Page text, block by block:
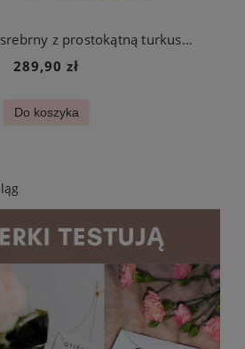
Zegarek damski srebrny z prostokątną turkusową kopertą stal chirurgiczna
289,90 zł
Do koszyka